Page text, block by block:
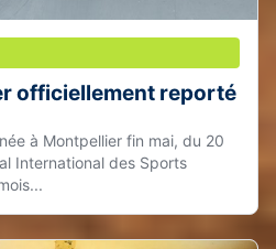
officiellement reporté
à Montpellier fin mai, du 20
International des Sports